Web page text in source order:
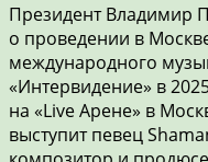
Президент Владимир
о проведении в
международного
«Интервидение» в
на «Live Арене» в
выступит певец